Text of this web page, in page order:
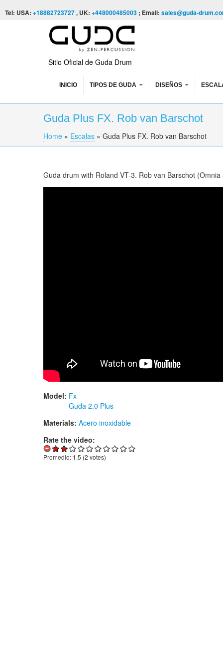
Tel: USA: +18882723727, UK: +448000485003 ; Email: sales@guda-
Sitio Oficial de Guda Drum
INICIO TIPOS DE GUDA DISEÑOS
Guda Plus FX. Rob van Barschot
You are here
Home » Escalas » Guda Plus FX. Rob van Barschot
Guda drum with Roland VT-3. Rob van Barschot
Model: Fx
Guda 2.0 Plus
Materials: Acero inoxidable
Rate the video:
Promedio: 1.5 (2 votes)